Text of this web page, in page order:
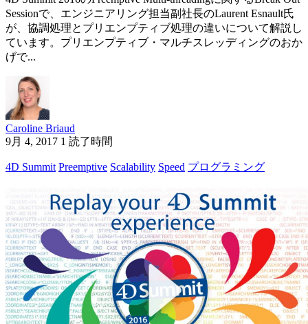
Sessionで、エンジニアリング担当副社長のLaurent Esnault氏
が、協調処理とプリエンプティブ処理の違いについて解説し
ています。プリエンプティブ・マルチスレッディングのおか
げで...
Caroline Briaud
9月 4, 2017 1 読了時間
4D Summit Preemptive Scalability Speed プログラミング